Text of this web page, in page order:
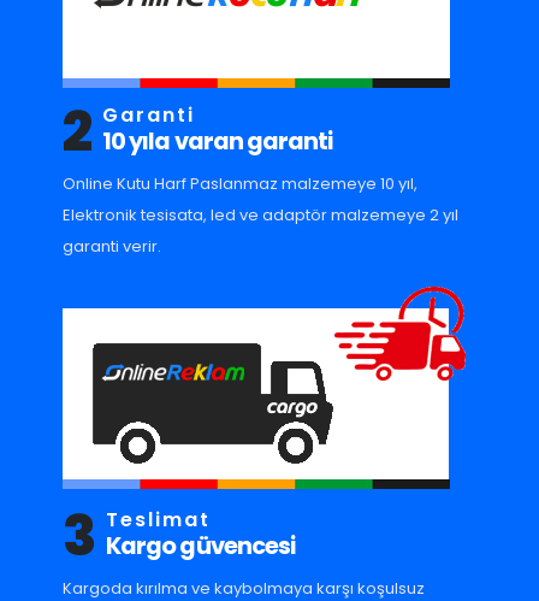
2 Garanti
10 yıla varan garanti
Online Kutu Harf Paslanmaz malzemeye 10 yıl,
Elektronik tesisata, led ve adaptör malzemeye 2 yıl
garanti verir.
3 Teslimat
Kargo güvencesi
Kargoda kırılma ve kaybolmaya karşı koşulsuz